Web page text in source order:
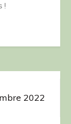
!
2022